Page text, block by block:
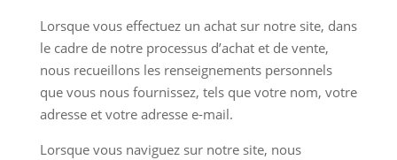
Lorsque vous effectuez un achat sur notre site, dans
le cadre de notre processus d’achat et de vente,
nous recueillons les renseignements personnels
que vous nous fournissez, tels que votre nom, votre
adresse et votre adresse e-mail.
Lorsque vous naviguez sur notre site, nous